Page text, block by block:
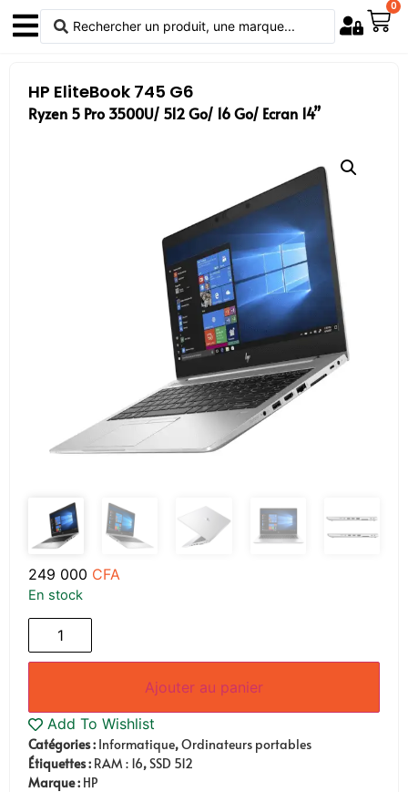
0
HP EliteBook 745 G6
Ryzen 5 Pro 3500U/ 512 Go/ 16 Go/ Ecran 14”
249 000 CFA
En stock
Ajouter au panier
Add To Wishlist
Catégories : Informatique,Ordinateurs portables
Étiquettes : RAM : 16,SSD 512
Marque : HP